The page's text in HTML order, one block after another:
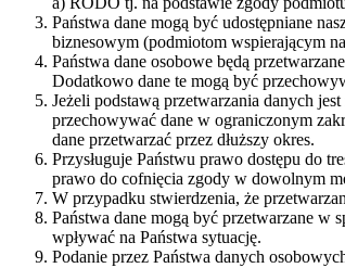
Państwa dane mogą być udostępniane
biznesowym (podmiotom wspierającym
Państwa dane osobowe będą
Dodatkowo dane te mogą być
Jeżeli podstawą przetwarzania danych
przechowywać dane w ograniczonym
dane przetwarzać przez dłuższy okres.
Przysługuje Państwu prawo dostępu do
prawo do cofnięcia zgody w dowolnym
W przypadku stwierdzenia, że
Państwa dane mogą być przetwarzane
wpływać na Państwa sytuację.
Podanie przez Państwa danych